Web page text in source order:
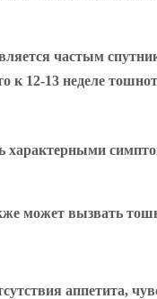
частым
к 12-13 неделе
может вызвать
аппетита,